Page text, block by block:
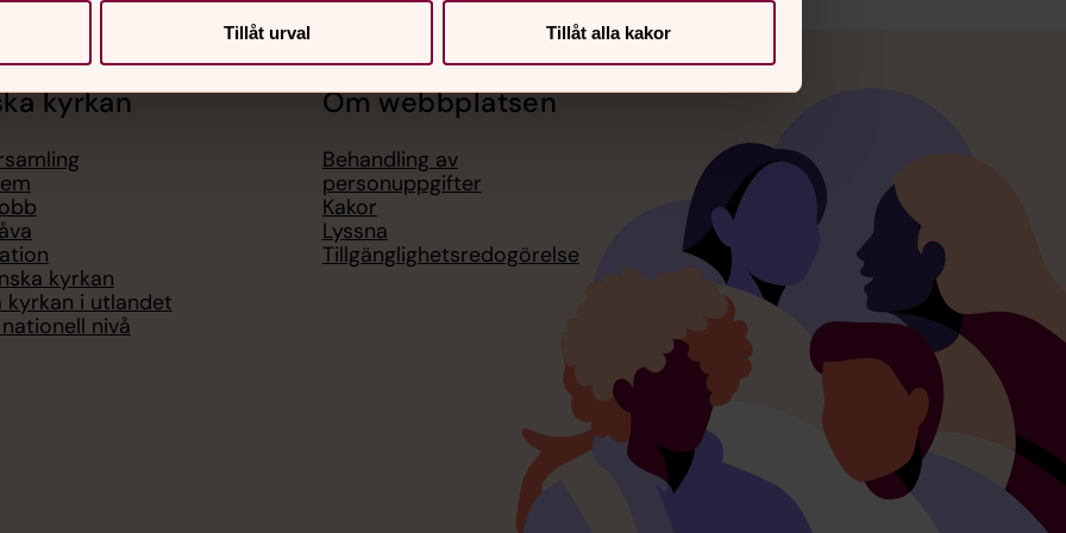
Tillåt urval Tillåt alla kakor
kyrkan
kyrkan
kyrkan i utlandet
nivå
Om webbplatsen
Behandling av
personuppgifter
Kakor
Lyssna
Tillgänglighetsredogörelse